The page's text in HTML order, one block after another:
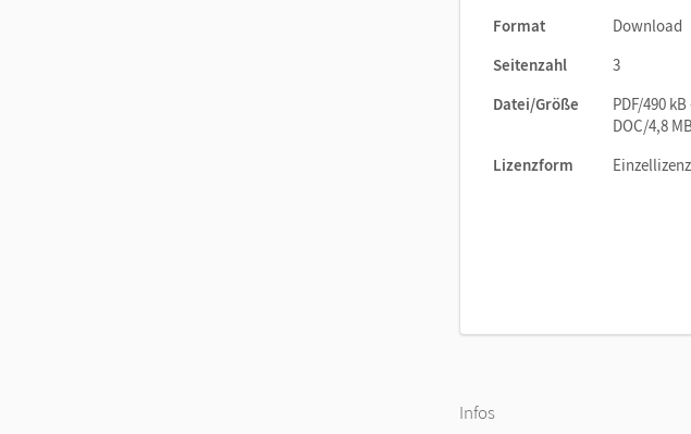
Format
Download
Seitenzahl
3
Datei/Größe
PDF/490
DOC/4,8
Lizenzform
Infos